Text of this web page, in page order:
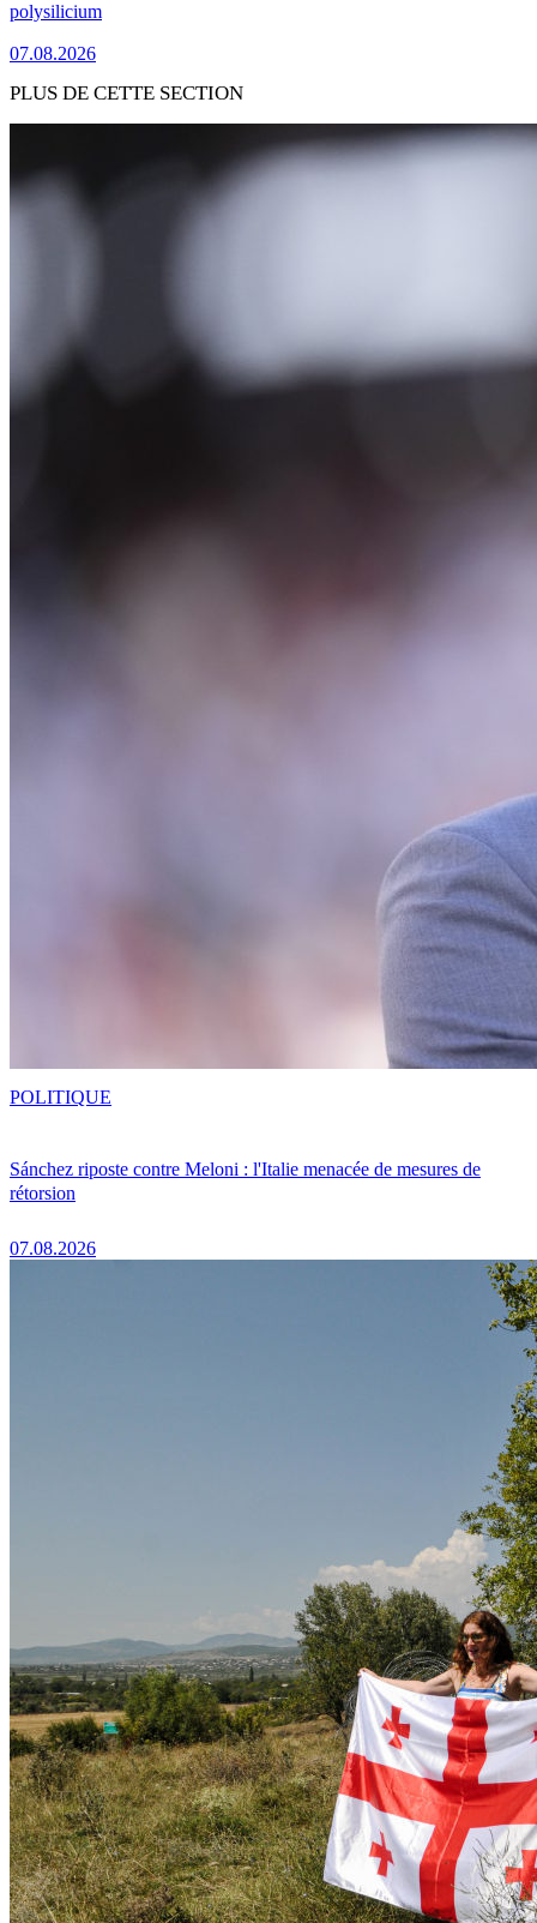
polysilicium
07.08.2026
PLUS DE CETTE SECTION
Sánchez riposte contre Meloni : l'Italie menacée de mesures de
rétorsion
07.08.2026
POLITIQUE